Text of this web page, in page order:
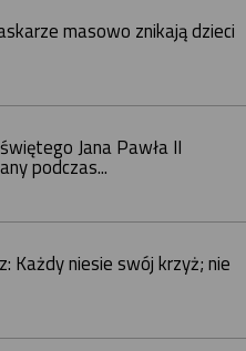
masowo znikają dzieci
Jana Pawła II
podczas...
Każdy niesie swój krzyż; nie